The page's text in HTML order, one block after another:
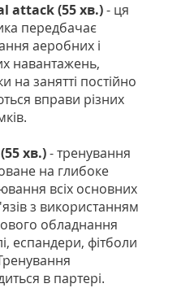
attack (55 хв.)- ця
передбачає
аеробних і
навантажень,
на занятті постійно
вправи різних
хв.)- тренування
на глибоке
всіх основних
з використанням
обладнання
еспандери, фітболи
в партері.